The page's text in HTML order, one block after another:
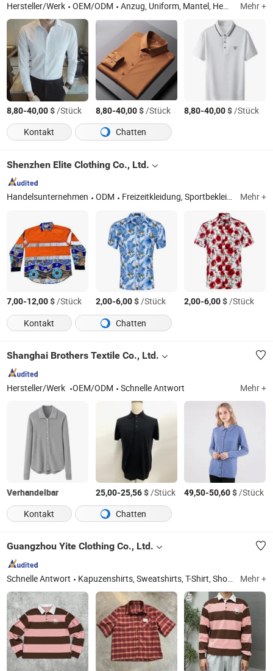
Hersteller/Werk OEM/ODM Anzug, Uniform, Mantel, Hemd Mehr +
8,80-40,00$/Stück 8,80-40,00$/Stück 8,80-40,00$/Stück
Kontakt
Chatten
Shenzhen Elite Clothing Co., Ltd.
Handelsunternehmen ODM Freizeitkleidung, Sportbekleidung, Arbeitskleidung Mehr +
7,00-12,00$/Stück 2,00-6,00$/Stück 2,00-6,00$/Stück
Kontakt
Chatten
Shanghai Brothers Textile Co., Ltd.
Hersteller/Werk OEM/ODM Schnelle Antwort Mehr +
Verhandelbar 25,00-25,56$/Stück 49,50-50,60$/Stück
Kontakt
Chatten
Guangzhou Yite Clothing Co., Ltd.
Schnelle Antwort Kapuzenshirts, Sweatshirts, T-Shirt, Shorts, Langarm-T-Shirt, Jogginganzug, Poloshirts, Hosen, Jogginghosen, Sportbekleidung, Trainingsanzug Mehr +